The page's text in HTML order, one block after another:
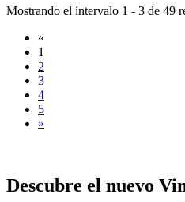
Mostrando el intervalo 1 - 3 de 49
«
1
2
3
4
5
»
Descubre el nuevo